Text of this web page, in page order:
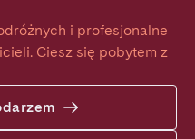
i profesjonalne
Ciesz się pobytem z